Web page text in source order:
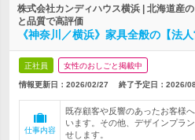
株式会社カンディハウス横浜 | 北海道産
と品質で高評価
《神奈川／横浜》家具全般の【法
正社員 女性のおしごと掲載中
情報更新日：2026/02/27 終了予定日： 2026/
仕事内容
既存顧客や反響のあったお客様
います。その他、デザインプラ
せします。